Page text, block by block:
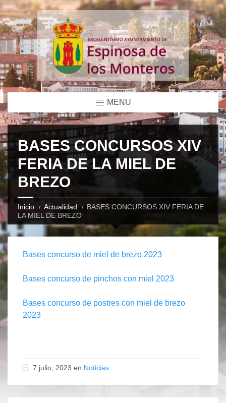
MENU
BASES CONCURSOS XIV
FERIA DE LA MIEL DE
BREZO
Inicio Actualidad
BASES CONCURSOS XIV FERIA DE
LA MIEL DE BREZO
Bases concurso de miel de brezo 2023
Bases concurso de pinchos con miel 2023
Bases concurso de postres con miel de brezo
2023
7 julio, 2023 en Noticias